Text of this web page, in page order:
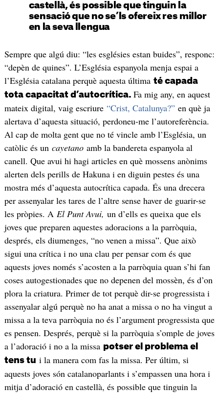
castellà, és possible que tinguin la
sensació que no se’ls ofereix res millor
en la seva llengua
Sempre que algú diu: “les esglésies estan buides”, responc:
“depèn de quines”. L’Església espanyola menja espai a
l’Església catalana perquè aquesta última té capada
tota capacitat d’autocrítica. Fa mig any, en aquest
mateix digital, vaig escriure “Crist, Catalunya?”en què ja
alertava d’aquesta situació, perdoneu-me l’autoreferència.
Al cap de molta gent que no té vincle amb l’Església, un
catòlic és un cayetanoamb la bandereta espanyola al
canell. Que avui hi hagi articles en què mossens anònims
alerten dels perills de Hakuna i en diguin pestes és una
mostra més d’aquesta autocrítica capada. És una drecera
per assenyalar les tares de l’altre sense haver de guarir-se
les pròpies. A El Punt Avui, un d’ells es queixa que els
joves que preparen aquestes adoracions a la parròquia,
després, els diumenges, “no venen a missa”. Que això
sigui una crítica i no una clau per pensar com és que
aquests joves només s’acosten a la parròquia quan s’hi fan
coses autogestionades que no depenen del mossèn, és d’on
plora la criatura. Primer de tot perquè dir-se progressista i
assenyalar algú perquè no ha anat a missa o no ha vingut a
missa a la teva parròquia no és l’argument progressista que
es pensen. Després, perquè si la parròquia s’omple de joves
a l’adoració i no a la missa potser el problema el
tens tu i la manera com fas la missa. Per últim, si
aquests joves són catalanoparlants i s’empassen una hora i
mitja d’adoració en castellà, és possible que tinguin la